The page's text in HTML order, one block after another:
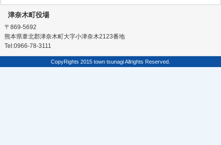
津奈木町役場
〒869-5692
熊本県葦北郡津奈木町大字小津奈木2123番地
Tel:0966-78-3111
CopyRights 2015 town tsunagi Allrights Reserved.